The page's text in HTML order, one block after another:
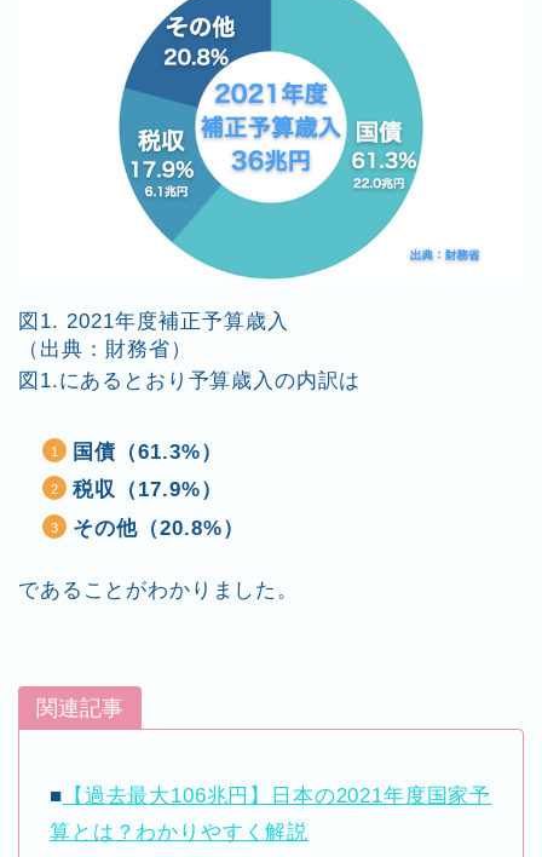
図1. 2021年度補正予算歳入
（出典：財務省）
図1.にあるとおり予算歳入の内訳は
国債（61.3%）
税収（17.9%）
その他（20.8%）
であることがわかりました。
関連記事
■ 【過去最大106兆円】日本の2021年度国家予
算とは？わかりやすく解説